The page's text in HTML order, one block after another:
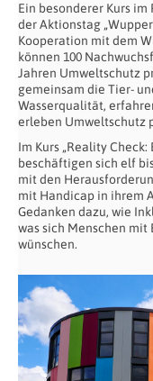
Ein besonderer Kurs
der Aktionstag
Kooperation mit dem
können 100
Jahren Umweltschutz
gemeinsam die Tier-
Wasserqualität,
erleben Umweltschutz
Im Kurs „Reality
beschäftigen sich elf
mit den
mit Handicap in ihrem
Gedanken dazu, wie
was sich Menschen
wünschen.